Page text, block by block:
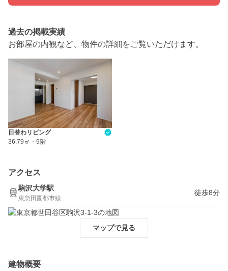
過去の掲載実績
お部屋の内観など、物件の詳細をご覧いただけます。
日替わリビング
36.79㎡ ・ 9階
アクセス
駒沢大学駅
東急田園都市線
徒歩8分
マップで見る
建物概要